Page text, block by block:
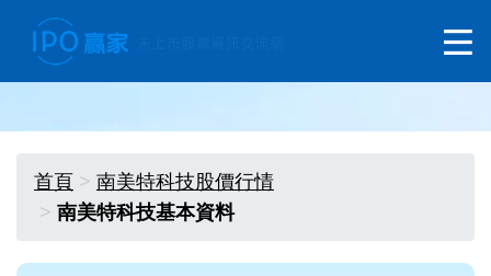
首頁
南美特科技股價行情
南美特科技基本資料